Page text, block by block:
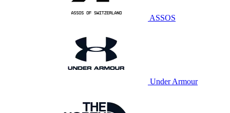
ASSOS
Under Armour